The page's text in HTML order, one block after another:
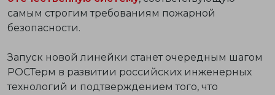
самым строгим требованиям пожарной
безопасности.
Запуск новой линейки станет очередным шагом
РОСТерм в развитии российских инженерных
технологий и подтверждением того, что